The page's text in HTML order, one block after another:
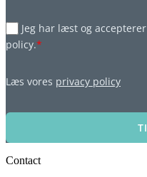
Jeg har læst og
policy.*
Læs vores privacy policy
Contact